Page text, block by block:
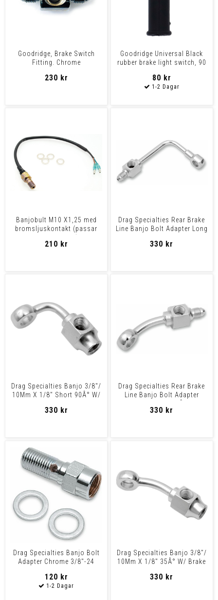
Goodridge, Brake Switch
Fitting. Chrome
230 kr
Goodridge Universal Black
rubber brake light switch, 90
80 kr
Banjobult M10 X1,25 med
bromsljuskontakt (passar
210 kr
Drag Specialties Rear Brake
Line Banjo Bolt Adapter Long
330 kr
Drag Specialties Banjo 3/8"/
10Mm X 1/8" Short 90Â° W/
330 kr
Drag Specialties Rear Brake
Line Banjo Bolt Adapter
330 kr
Drag Specialties Banjo Bolt
Adapter Chrome 3/8"-24
120 kr
Drag Specialties Banjo 3/8"/
10Mm X 1/8" 35Â° W/ Brake
330 kr